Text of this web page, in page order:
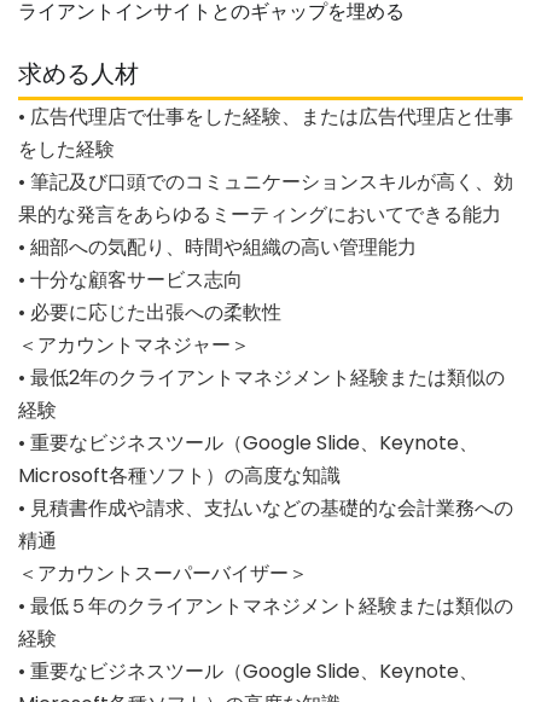
ライアントインサイトとのギャップを埋める
求める人材
• 広告代理店で仕事をした経験、または広告代理店と仕事
をした経験
• 筆記及び口頭でのコミュニケーションスキルが高く、効
果的な発言をあらゆるミーティングにおいてできる能力
• 細部への気配り、時間や組織の高い管理能力
• 十分な顧客サービス志向
• 必要に応じた出張への柔軟性
＜アカウントマネジャー＞
• 最低2年のクライアントマネジメント経験または類似の
経験
• 重要なビジネスツール（Google Slide、Keynote、
Microsoft各種ソフト）の高度な知識
• 見積書作成や請求、支払いなどの基礎的な会計業務への
精通
＜アカウントスーパーバイザー＞
• 最低５年のクライアントマネジメント経験または類似の
経験
• 重要なビジネスツール（Google Slide、Keynote、